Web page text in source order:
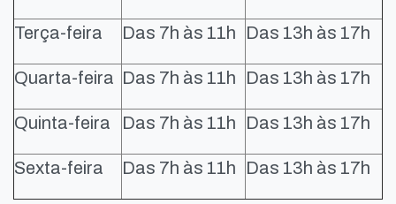
Terça-feira Das 7h às 11h Das 13h às 17h
Quarta-feira Das 7h às 11h Das 13h às 17h
Quinta-feira Das 7h às 11h Das 13h às 17h
Sexta-feira Das 7h às 11h Das 13h às 17h